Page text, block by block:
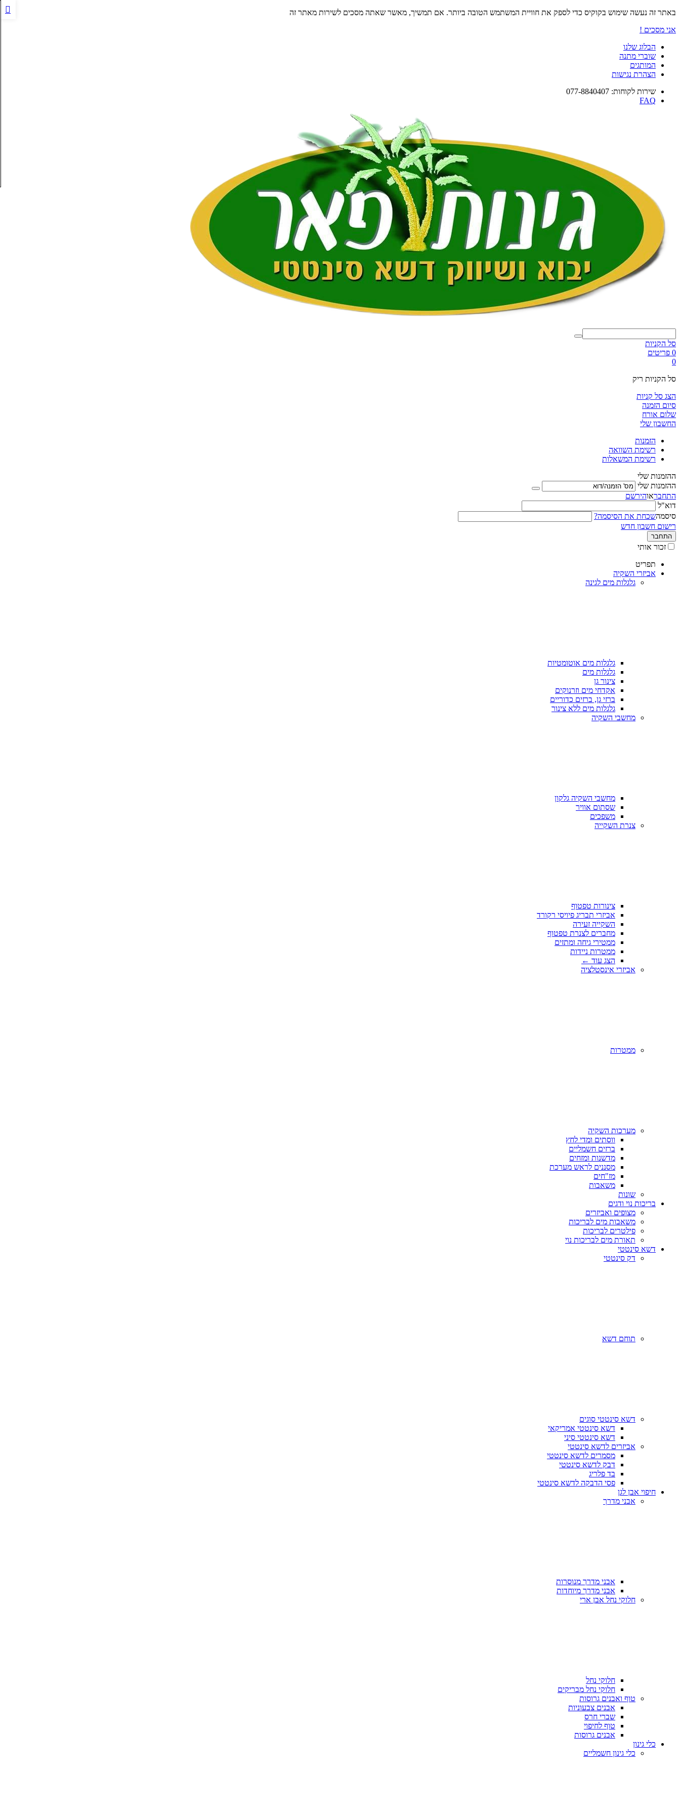
באתר זה נעשה שימוש בקוקיס כדי לספק את חוויית המשתמש הטובה ביותר. אם תמשיך, מאשר שאתה מסכים לשירות מאתר זה
אני מסכים !
הבלוג שלנו
שוברי מתנה
המותגים
הצהרת נגישות
שירות לקוחות: 077-8840407
FAQ
סל הקניות
0 פריטים
0
סל הקניות ריק
הצג סל קניות
סיום הזמנה
שלום אורח
החשבון שלי
הזמנות
רשימת השוואה
רשימת המשאלות
ההזמנות שלי
ההזמנות שלי
התחבראוהירשם
דוא"ל
סיסמהשכחת את הסיסמה?
רישום חשבון חדש
התחבר
זכור אותי
תפריט
אביזרי השקיה
גלגלות מים לגינה
גלגלות מים אוטומטיות
גלגלות מים
צינור גן
אקדחי מים וזרנוקים
ברזי גן, ברזים כדוריים
גלגלות מים ללא צינור
מחשבי השקיה
מחשבי השקיה גלקון
שסתום אוויר
משפכים
צנרת השקייה
צינורות טפטוף
אביזרי תבריג פיויסי רקורד
השקייה זעירה
מחברים לצנרת טפטוף
ממטירי גיחה ומתזים
ממטרות ניידות
הצג עוד ←
אביזרי אינסטלציה
ממטרות
מערכות השקיה
ווסתים ומדי לחץ
ברזים חשמליים
מדשנות ומזחים
מסננים לראש מערכת
מז"חים
משאבות
שונות
בריכות נוי ודגים
מצופים ואביזרים
משאבות מים לבריכות
פילטרים לבריכות
תאורת מים לבריכות נוי
דשא סינטטי
דק סינטטי
תוחם דשא
דשא סינטטי סוגים
דשא סינטטי אמריקאי
דשא סינטטי סיני
אביזרים לדשא סינטטי
מסמרים לדשא סינטטי
דבק לדשא סינטטי
בד פלריג
פסי הדבקה לדשא סינטטי
חיפוי אבן לגן
אבני מדרך
אבני מדרך מנוסרות
אבני מדרך מיוחדות
חלוקי נחל אבן ארי
חלוקי נחל
חלוקי נחל מבריקים
טוף ואבנים גרוסות
אבנים צבעוניות
שברי חרס
טוף לחיפוי
אבנים גרוסות
כלי גינון
כלי גינון חשמליים